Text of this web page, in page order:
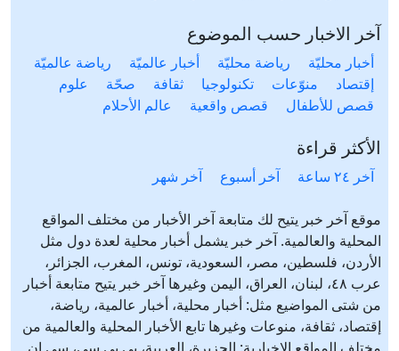
آخر الاخبار حسب الموضوع
أخبار محليّة رياضة محليّة أخبار عالميّة
رياضة عالميّة
إقتصاد
منوّعات تكنولوجيا ثقافة صحّة
علوم
قصص للأطفال
قصص واقعية عالم الأحلام
الأكثر قراءة
آخر ٢٤ ساعة آخر أسبوع آخر شهر
موقع آخر خبر يتيح لك متابعة آخر الأخبار من مختلف المواقع
المحلية والعالمية. آخر خبر يشمل أخبار محلية لعدة دول مثل
الأردن، فلسطين، مصر، السعودية، تونس، المغرب، الجزائر،
عرب ٤٨، لبنان، العراق، اليمن وغيرها آخر خبر يتيح متابعة أخبار
من شتى المواضيع مثل: أخبار محلية، أخبار عالمية، رياضة،
إقتصاد، ثقافة، منوعات وغيرها تابع الأخبار المحلية والعالمية من